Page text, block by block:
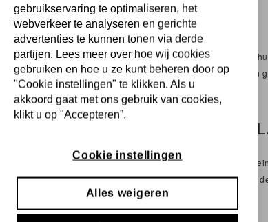
IK MIJN HUID REINIGEN?
huid om het vuil van overdag te verwijderen. ’s Nachts is de
neemt de huid de meeste werkstoffen op. Het is daarom
BINNEN HET 6-
de eerste stap binnen het6-stappenplanvan Cenzaa. De
evenwicht terug. Een schone huid is voorbereid om
geconcentreerde reinigingsproducten van Cenzaa:
huid, zelfs de gevoelige huid
gebruikservaring te optimaliseren, het
webverkeer te analyseren en gerichte
advertenties te kunnen tonen via derde
partijen. Lees meer over hoe wij cookies
gebruiken en hoe u ze kunt beheren door op
"Cookie instellingen" te klikken. Als u
akkoord gaat met ons gebruik van cookies,
klikt u op "Accepteren”.
Cookie instellingen
Alles weigeren